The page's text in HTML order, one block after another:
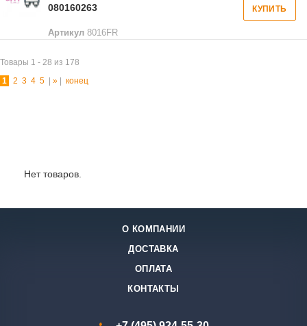
080160263
Артикул 8016FR
КУПИТЬ
Товары 1 - 28 из 178
1
2 3 4 5 » конец
Нет товаров.
О КОМПАНИИ
ДОСТАВКА
ОПЛАТА
КОНТАКТЫ